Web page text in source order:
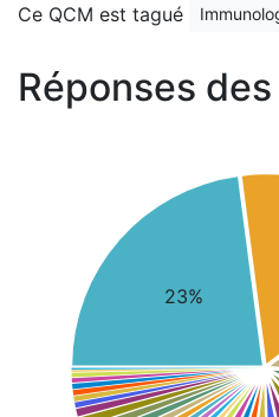
Ce QCM est tagué
Réponses
23%